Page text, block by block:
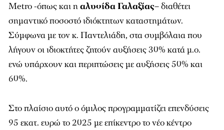
Metro -όπως και ηαλυσίδαΓαλαξίας– διαθέτει
σημαντικό ποσοστό ιδιόκτητων καταστημάτων.
Σύμφωνα με τον κ. Παντελιάδη, στα συμβόλαια που
λήγουν οι ιδιοκτήτες ζητούν αυξήσεις 30% κατά μ.ο.
ενώ υπάρχουν και περιπτώσεις με αυξήσεις 50% και
60%.
Στο πλαίσιο αυτό ο όμιλος προγραμματίζει επενδύσεις
95 εκατ. ευρώ το 2025 με επίκεντρο το νέο κέντρο